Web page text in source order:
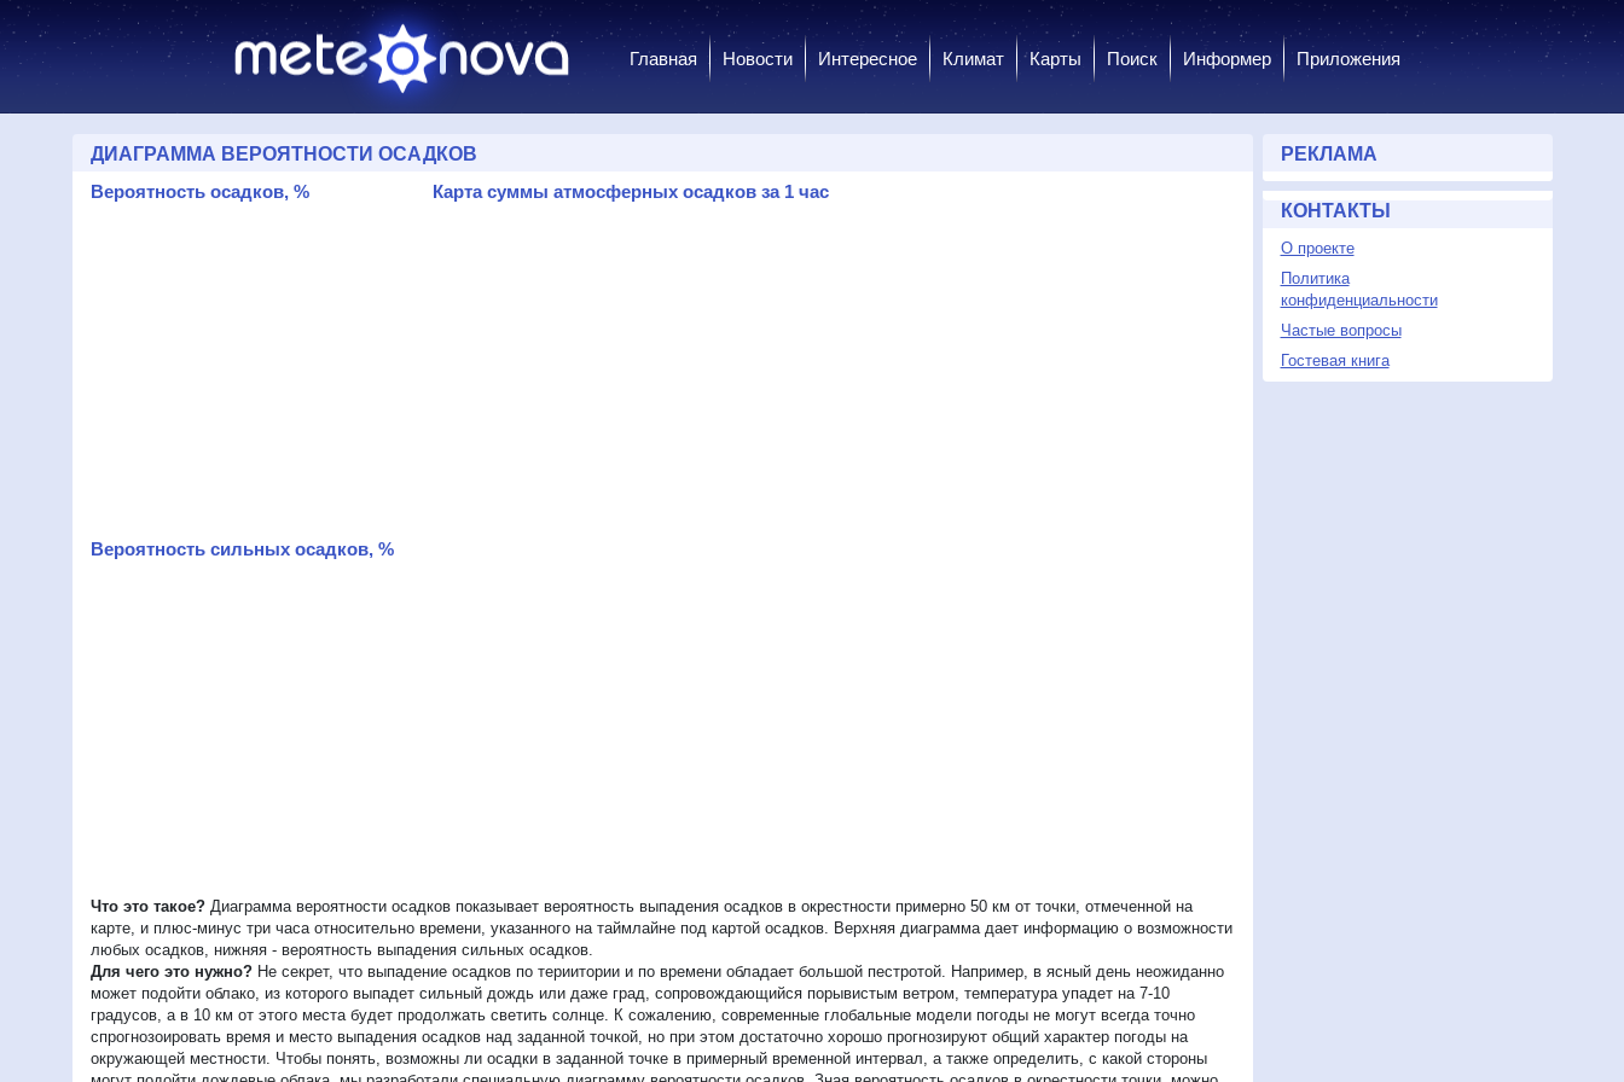
Главная Новости Интересное Климат Карты Поиск Информер Приложения
ДИАГРАММА ВЕРОЯТНОСТИ ОСАДКОВ
Вероятность осадков, %
Вероятность сильных осадков, %
Карта суммы атмосферных осадков за 1 час
Что это такое?Диаграмма вероятности осадков показывает вероятность выпадения осадков в окрестности примерно 50 км от точки, отмеченной на
карте, и плюс-минус три часа относительно времени, указанного на таймлайне под картой осадков. Верхняя диаграмма дает информацию о возможности
любых осадков, нижняя - вероятность выпадения сильных осадков.
Для чего это нужно?Не секрет, что выпадение осадков по териитории и по времени обладает большой пестротой. Например, в ясный день неожиданно
может подойти облако, из которого выпадет сильный дождь или даже град, сопровождающийся порывистым ветром, температура упадет на 7-10
градусов, а в 10 км от этого места будет продолжать светить солнце. К сожалению, современные глобальные модели погоды не могут всегда точно
спрогнозоировать время и место выпадения осадков над заданной точкой, но при этом достаточно хорошо прогнозируют общий характер погоды на
окружающей местности. Чтобы понять, возможны ли осадки в заданной точке в примерный временной интервал, а также определить, с какой стороны
РЕКЛАМА
КОНТАКТЫ
О проекте
Политика
конфиденциальности
Частые вопросы
Гостевая книга